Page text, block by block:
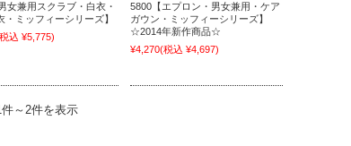
女兼用スクラブ・白衣・
・ミッフィーシリーズ】
込 ¥5,775)
5800【エプロン・男女兼用・ケア
ガウン・ミッフィーシリーズ】
☆2014年新作商品☆
¥4,270(税込 ¥4,697)
～2件を表示